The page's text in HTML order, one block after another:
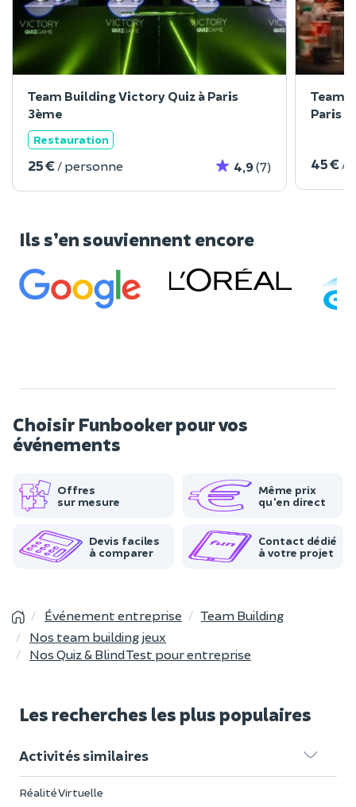
Team Building Victory Quiz à Paris
3ème
Restauration
25 € / personne 4,9(7)
Team
Paris
45 € /
Ils s’en souviennent encore
Choisir Funbooker pour vos
événements
Offres
sur mesure
Même prix
qu'en direct
Devis faciles
à comparer
Contact dédié
à votre projet
Événement entreprise
Team Building
Nos team building jeux
Nos Quiz & Blind Test pour entreprise
Les recherches les plus populaires
Activités similaires
Réalité Virtuelle